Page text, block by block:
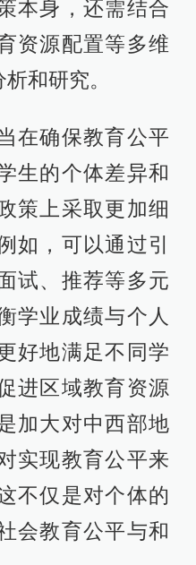
本身，还需结合
资源配置等多维
和研究。
在确保教育公平
生的个体差异和
策上采取更加细
如，可以通过引
试、推荐等多元
学业成绩与个人
好地满足不同学
进区域教育资源
加大对中西部地
实现教育公平来
不仅是对个体的
会教育公平与和